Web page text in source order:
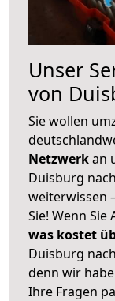
Unser
von
Sie wollen
Netzwerkan
Duisburg
weiterwissen
Sie! Wenn
was kostet
Duisburg
denn wir
Ihre Fragen